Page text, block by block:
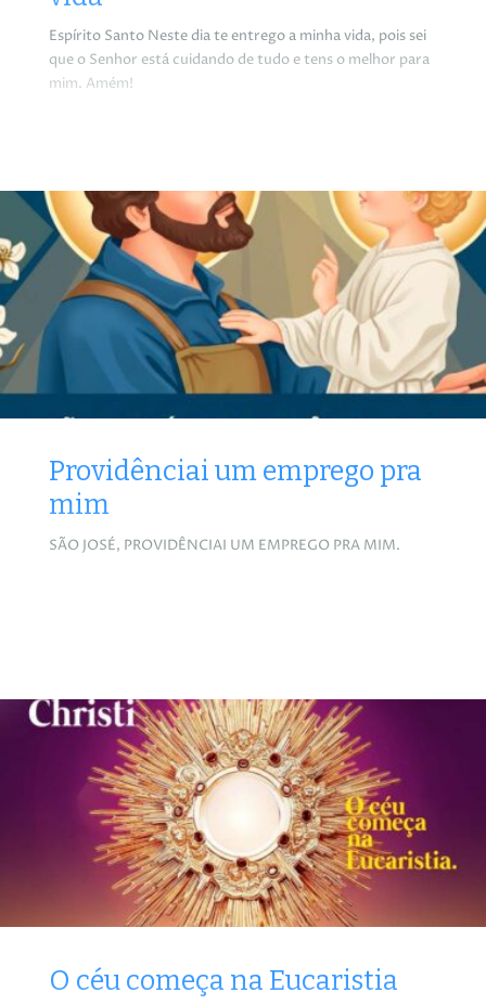
Espírito Santo Neste dia te entrego a minha vida, pois sei
que o Senhor está cuidando de tudo e tens o melhor para
mim. Amém!
Providênciai um emprego pra
mim
SÃO JOSÉ, PROVIDÊNCIAI UM EMPREGO PRA MIM.
O céu começa na Eucaristia